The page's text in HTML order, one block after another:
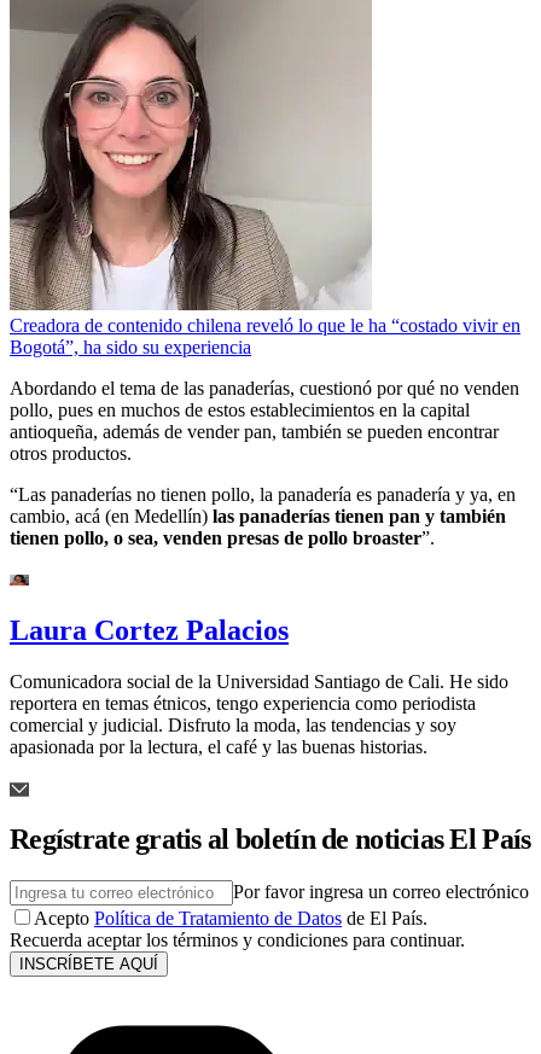
Creadora de contenido chilena reveló lo que le ha “costado vivir en
Bogotá”, ha sido su experiencia
Abordando el tema de las panaderías, cuestionó por qué no venden
pollo, pues en muchos de estos establecimientos en la capital
antioqueña, además de vender pan, también se pueden encontrar
otros productos.
“Las panaderías no tienen pollo, la panadería es panadería y ya, en
cambio, acá (en Medellín) las panaderías tienen pan y también
tienen pollo, o sea, venden presas de pollo broaster”.
Laura Cortez Palacios
Comunicadora social de la Universidad Santiago de Cali. He sido
reportera en temas étnicos, tengo experiencia como periodista
comercial y judicial. Disfruto la moda, las tendencias y soy
apasionada por la lectura, el café y las buenas historias.
Regístrate gratis al boletín de noticias El País
Por favor ingresa un correo electrónico
Acepto Política de Tratamiento de Datos de El País.
Recuerda aceptar los términos y condiciones para continuar.
INSCRÍBETE AQUÍ